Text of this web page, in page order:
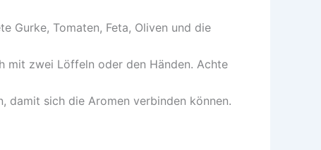
Gurke, Tomaten, Feta, Oliven und die
mit zwei Löffeln oder den Händen. Achte
damit sich die Aromen verbinden können.